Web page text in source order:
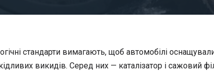
стандарти вимагають, щоб автомобілі
викидів. Серед них — каталізатор і сажовий